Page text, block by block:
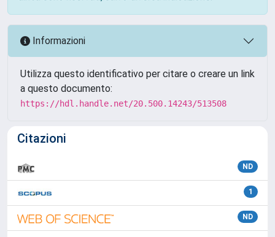
Informazioni
Utilizza questo identificativo per citare o creare un link
a questo documento:
https://hdl.handle.net/20.500.14243/513508
Citazioni
ND
1
ND